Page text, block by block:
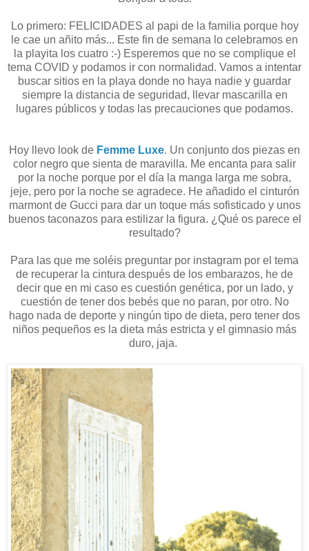
Lo primero: FELICIDADES al papi de la familia porque hoy
le cae un añito más... Este fin de semana lo celebramos en
la playita los cuatro :-) Esperemos que no se complique el
tema COVID y podamos ir con normalidad. Vamos a intentar
buscar sitios en la playa donde no haya nadie y guardar
siempre la distancia de seguridad, llevar mascarilla en
lugares públicos y todas las precauciones que podamos.
Hoy llevo look de Femme Luxe. Un conjunto dos piezas en
color negro que sienta de maravilla. Me encanta para salir
por la noche porque por el día la manga larga me sobra,
jeje, pero por la noche se agradece. He añadido el cinturón
marmont de Gucci para dar un toque más sofisticado y unos
buenos taconazos para estilizar la figura. ¿Qué os parece el
resultado?
Para las que me soléis preguntar por instagram por el tema
de recuperar la cintura después de los embarazos, he de
decir que en mi caso es cuestión genética, por un lado, y
cuestión de tener dos bebés que no paran, por otro. No
hago nada de deporte y ningún tipo de dieta, pero tener dos
niños pequeños es la dieta más estricta y el gimnasio más
duro, jaja.